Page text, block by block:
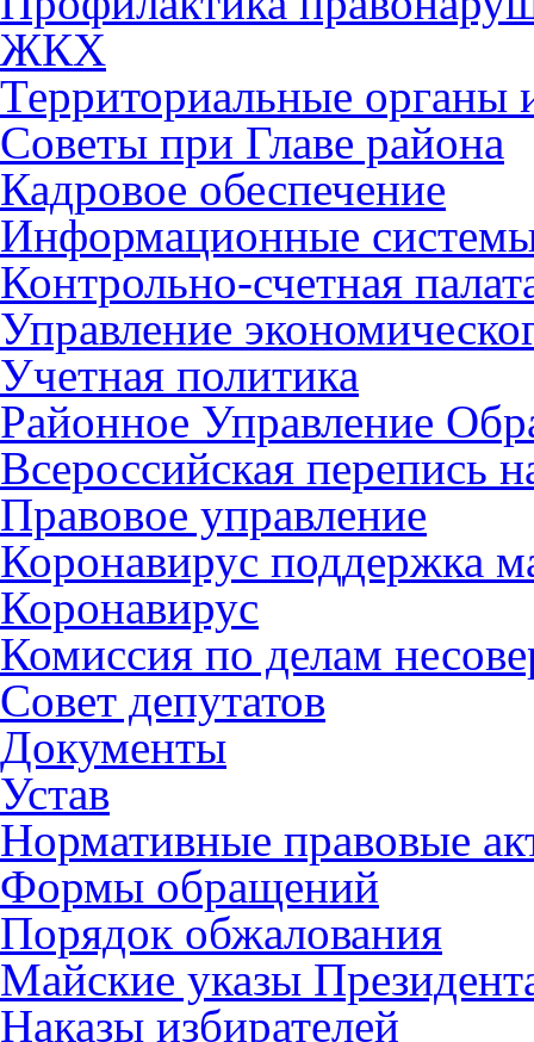
ЖКХ
Территориальные органы
Советы при Главе района
Кадровое обеспечение
Информационные
Контрольно-счетная
Управление
Учетная политика
Районное Управление
Всероссийская перепись
Правовое управление
Коронавирус поддержка
Коронавирус
Комиссия по делам
Совет депутатов
Документы
Устав
Нормативные правовые
Формы обращений
Порядок обжалования
Майские указы
Наказы избирателей